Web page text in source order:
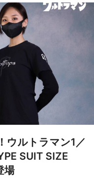
ウルトラマン1／
SUIT SIZE
場